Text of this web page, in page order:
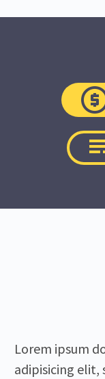
Lorem ipsum
adipisicing elit,